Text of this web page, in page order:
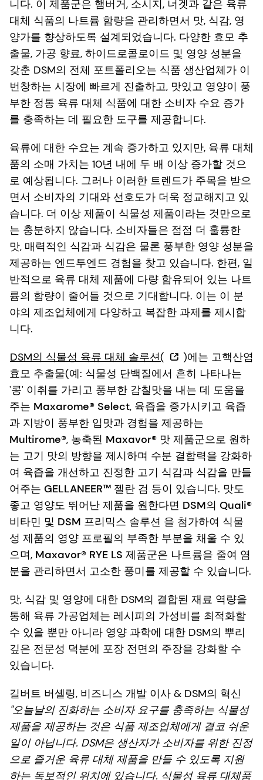
니다. 이 제품군은 햄버거, 소시지, 너겟과 같은 육류
대체 식품의 나트륨 함량을 관리하면서 맛, 식감, 영
양가를 향상하도록 설계되었습니다. 다양한 효모 추
출물, 가공 향료, 하이드로콜로이드 및 영양 성분을
갖춘 DSM의 전체 포트폴리오는 식품 생산업체가 이
번창하는 시장에 빠르게 진출하고, 맛있고 영양이 풍
부한 정통 육류 대체 식품에 대한 소비자 수요 증가
를 충족하는 데 필요한 도구를 제공합니다.
육류에 대한 수요는 계속 증가하고 있지만, 육류 대체
품의 소매 가치는 10년 내에 두 배 이상 증가할 것으
로 예상됩니다. 그러나 이러한 트렌드가 주목을 받으
면서 소비자의 기대와 선호도가 더욱 정교해지고 있
습니다. 더 이상 제품이 식물성 제품이라는 것만으로
는 충분하지 않습니다. 소비자들은 점점 더 훌륭한
맛, 매력적인 식감과 식감은 물론 풍부한 영양 성분을
제공하는 엔드투엔드 경험을 찾고 있습니다. 한편, 일
반적으로 육류 대체 제품에 다량 함유되어 있는 나트
륨의 함량이 줄어들 것으로 기대합니다. 이는 이 분
야의 제조업체에게 다양하고 복잡한 과제를 제시합
니다.
DSM의 식물성 육류 대체 솔루션(
)에는 고핵산염
효모 추출물(예: 식물성 단백질에서 흔히 나타나는
'콩' 이취를 가리고 풍부한 감칠맛을 내는 데 도움을
주는 Maxarome® Select, 육즙을 증가시키고 육즙
과 지방이 풍부한 입맛과 경험을 제공하는
Multirome®, 농축된 Maxavor® 맛 제품군으로 원하
는 고기 맛의 방향을 제시하며 수분 결합력을 강화하
여 육즙을 개선하고 진정한 고기 식감과 식감을 만들
어주는 GELLANEER™ 젤란 검 등이 있습니다. 맛도
좋고 영양도 뛰어난 제품을 원한다면 DSM의 Quali®
비타민 및 DSM 프리믹스 솔루션 을 첨가하여 식물
성 제품의 영양 프로필의 부족한 부분을 채울 수 있
으며, Maxavor® RYE LS 제품군은 나트륨을 줄여 염
분을 관리하면서 고소한 풍미를 제공할 수 있습니다.
맛, 식감 및 영양에 대한 DSM의 결합된 재료 역량을
통해 육류 가공업체는 레시피의 가성비를 최적화할
수 있을 뿐만 아니라 영양 과학에 대한 DSM의 뿌리
깊은 전문성 덕분에 포장 전면의 주장을 강화할 수
있습니다.
길버트 버셸링, 비즈니스 개발 이사 & DSM의 혁신
"오늘날의 진화하는 소비자 요구를 충족하는 식물성
제품을 제공하는 것은 식품 제조업체에게 결코 쉬운
일이 아닙니다. DSM은 생산자가 소비자를 위한 진정
으로 즐거운 육류 대체 제품을 만들 수 있도록 지원
하는 독보적인 위치에 있습니다. 식물성 육류 대체품